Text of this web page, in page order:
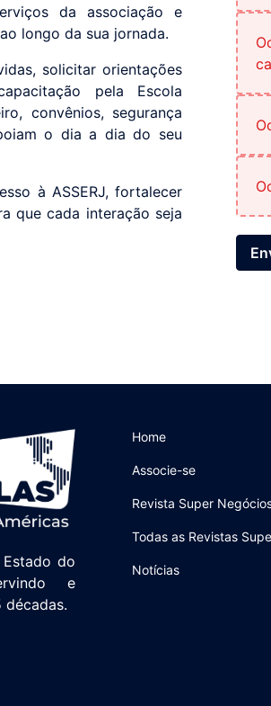
da associação e
longo da sua jornada.
solicitar orientações
pela Escola
convênios, segurança
o dia a dia do seu
à ASSERJ, fortalecer
que cada interação seja
do
e
décadas.
Home
Associe-se
Revista Super
Todas as Revistas
Notícias